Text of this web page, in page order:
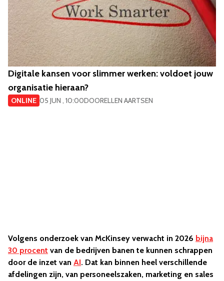
Digitale kansen voor slimmer werken: voldoet jouw
organisatie hieraan?
ONLINE 05 JUN , 10:00DOORELLEN AARTSEN
Volgens onderzoek van McKinsey verwacht in 2026 bijna
30 procent van de bedrijven banen te kunnen schrappen
door de inzet van AI. Dat kan binnen heel verschillende
afdelingen zijn, van personeelszaken, marketing en sales